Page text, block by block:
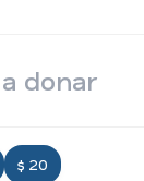
$ 20